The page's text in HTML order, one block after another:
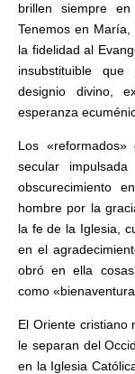
brillen siempre
Tenemos en
la fidelidad al
insubstituible
designio divino,
esperanza
Los
secular
obscurecimiento
hombre por la
la fe de la Iglesia,
en el
obró en ella
como
El Oriente cristiano
le separan del
en la Iglesia